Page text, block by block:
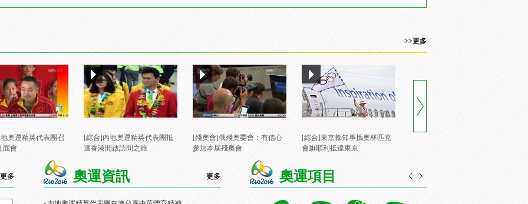
>>更多
奧運精英代表團召
面會
[綜合]內地奧運精英代表團抵
達香港開啟訪問之旅
[殘奧會]俄殘奧委會：有信心
參加本屆殘奧會
[綜合]東京都知事攜奧林匹克
會旗順利抵達東京
更多 奧運資訊 更多 奧運項目